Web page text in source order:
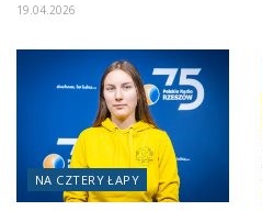
19.04.2026
NA CZTERY ŁAPY